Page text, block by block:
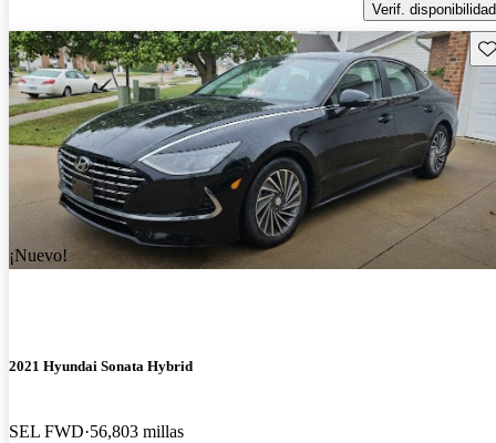
Verif. disponibilidad
¡Nuevo!
2021 Hyundai Sonata Hybrid
SEL FWD 56,803 millas